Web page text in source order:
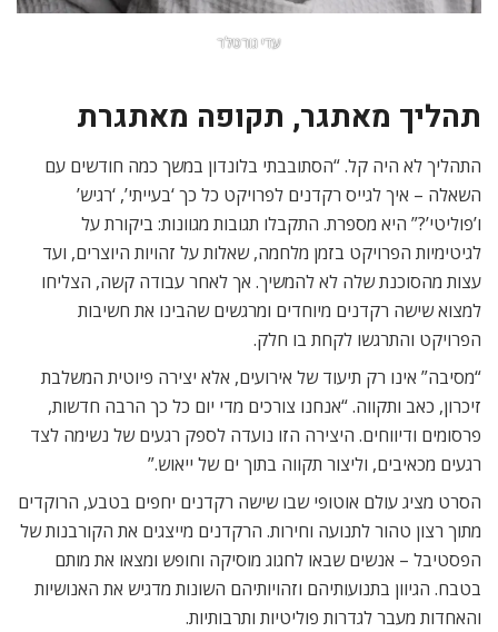
עדי גורטלר
תהליך מאתגר, תקופה מאתגרת
התהליך לא היה קל. “הסתובבתי בלונדון במשך כמה חודשים עם
השאלה – איך לגייס רקדנים לפרויקט כל כך ‘בעייתי’, ‘רגיש’
ו’פוליטי’?” היא מספרת. התקבלו תגובות מגוונות: ביקורת על
לגיטימיות הפרויקט בזמן מלחמה, שאלות על זהויות היוצרים, ועד
עצות מהסוכנת שלה לא להמשיך. אך לאחר עבודה קשה, הצליחו
למצוא שישה רקדנים מיוחדים ומרגשים שהבינו את חשיבות
הפרויקט והתרגשו לקחת בו חלק.
“מסיבה” אינו רק תיעוד של אירועים, אלא יצירה פיוטית המשלבת
זיכרון, כאב ותקווה. “אנחנו צורכים מדי יום כל כך הרבה חדשות,
פרסומים ודיווחים. היצירה הזו נועדה לספק רגעים של נשימה לצד
רגעים מכאיבים, וליצור תקווה בתוך ים של ייאוש.”
הסרט מציג עולם אוטופי שבו שישה רקדנים יחפים בטבע, הרוקדים
מתוך רצון טהור לתנועה וחירות. הרקדנים מייצגים את הקורבנות של
הפסטיבל – אנשים שבאו לחגוג מוסיקה וחופש ומצאו את מותם
בטבח. הגיוון בתנועותיהם וזהויותיהם השונות מדגיש את האנושיות
והאחדות מעבר לגדרות פוליטיות ותרבותיות.